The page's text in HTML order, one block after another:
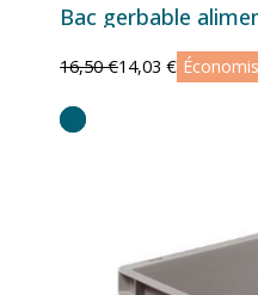
Bac gerbable
16,50 €14,03 €